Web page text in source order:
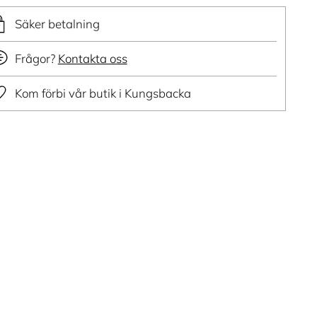
Säker betalning
Frågor? Kontakta oss
Kom förbi vår butik i Kungsbacka